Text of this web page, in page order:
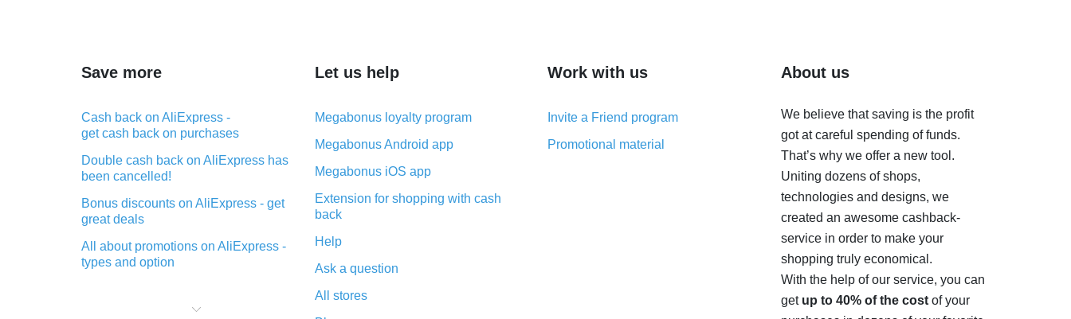
Save more
Cash back on AliExpress -
get cash back on purchases
Double cash back on AliExpress has
been cancelled!
Bonus discounts on AliExpress - get
great deals
All about promotions on AliExpress -
types and option
purchases on AliExpress - short and
Let us help
Megabonus loyalty program
Megabonus Android app
Megabonus iOS app
Extension for shopping with cash
back
Help
Ask a question
All stores
Work with us
Invite a Friend program
Promotional material
About us
We believe that saving is the profit
got at careful spending of funds.
That’s why we offer a new tool.
Uniting dozens of shops,
technologies and designs, we
created an awesome cashback-
service in order to make your
shopping truly economical.
With the help of our service, you can
get up to 40% of the costof your